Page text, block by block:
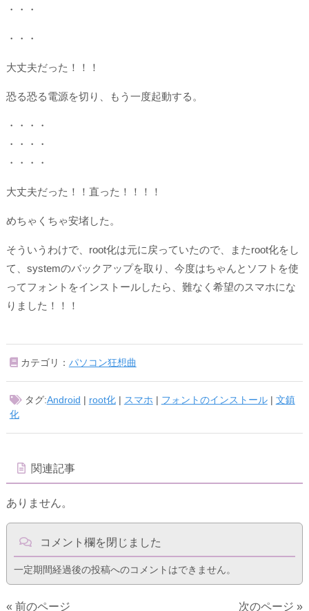
・・・
・・・
大丈夫だった！！！
恐る恐る電源を切り、もう一度起動する。
・・・・
・・・・
・・・・
大丈夫だった！！直った！！！！
めちゃくちゃ安堵した。
そういうわけで、root化は元に戻っていたので、またroot化をし
て、systemのバックアップを取り、今度はちゃんとソフトを使
ってフォントをインストールしたら、難なく希望のスマホにな
りました！！！
カテゴリ： パソコン狂想曲
タグ:Android | root化| スマホ | フォントのインストール| 文鎮
化
関連記事
ありません。
コメント欄を閉じました
一定期間経過後の投稿へのコメントはできません。
« 前のページ 次のページ »